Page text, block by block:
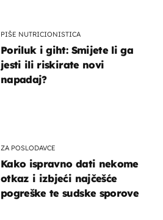
PIŠE NUTRICIONISTICA
Poriluk i giht: Smijete li ga
jesti ili riskirate novi
napadaj?
ZA POSLODAVCE
Kako ispravno dati nekome
otkaz i izbjeći najčešće
pogreške te sudske sporove